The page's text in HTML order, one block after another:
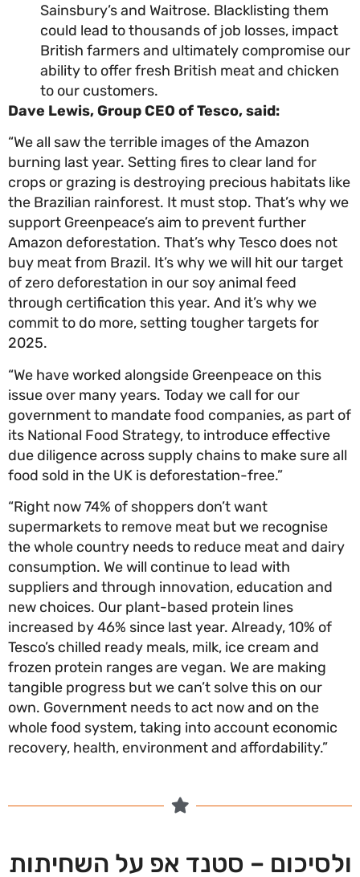
Sainsbury’s and Waitrose. Blacklisting them
could lead to thousands of job losses,
British farmers and ultimately compromise
ability to offer fresh British meat and
to our customers.
Dave Lewis, Group CEO of Tesco, said:
“We all saw the terrible images of the Amazon
burning last year. Setting fires to clear land for
crops or grazing is destroying precious habitats
the Brazilian rainforest. It must stop. That’s why
support Greenpeace’s aim to prevent further
Amazon deforestation. That’s why Tesco does
buy meat from Brazil. It’s why we will hit our
of zero deforestation in our soy animal feed
through certification this year. And it’s why we
commit to do more, setting tougher targets for
2025.
“We have worked alongside Greenpeace on this
issue over many years. Today we call for our
government to mandate food companies, as
its National Food Strategy, to introduce effective
due diligence across supply chains to make sure
food sold in the UK is deforestation-free.”
“Right now 74% of shoppers don’t want
supermarkets to remove meat but we recognise
the whole country needs to reduce meat and
consumption. We will continue to lead with
suppliers and through innovation, education and
new choices. Our plant-based protein lines
increased by 46% since last year. Already, 10% of
Tesco’s chilled ready meals, milk, ice cream and
frozen protein ranges are vegan. We are making
tangible progress but we can’t solve this on our
own. Government needs to act now and on the
whole food system, taking into account
recovery, health, environment and affordability.”
– סטנד אפ על השחיתות